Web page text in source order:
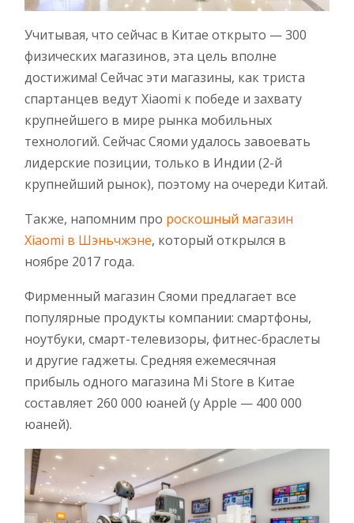
Учитывая, что сейчас в Китае открыто — 300
физических магазинов, эта цель вполне
достижима! Сейчас эти магазины, как триста
спартанцев ведут Xiaomi к победе и захвату
крупнейшего в мире рынка мобильных
технологий. Сейчас Сяоми удалось завоевать
лидерские позиции, только в Индии (2-й
крупнейший рынок), поэтому на очереди Китай.
Также, напомним про роскошный магазин
Xiaomi в Шэньчжэне, который открылся в
ноябре 2017 года.
Фирменный магазин Сяоми предлагает все
популярные продукты компании: смартфоны,
ноутбуки, смарт-телевизоры, фитнес-браслеты
и другие гаджеты. Средняя ежемесячная
прибыль одного магазина Mi Store в Китае
составляет 260 000 юаней (у Apple — 400 000
юаней).